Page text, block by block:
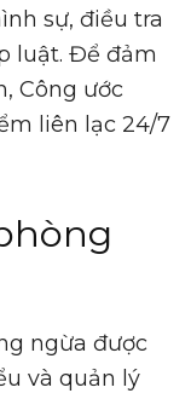
sự, điều tra
luật. Để đảm
Công ước
liên lạc 24/7
ngừa được
và quản lý